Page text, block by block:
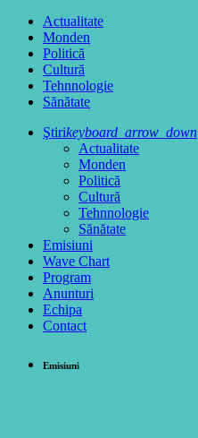
Actualitate
Monden
Politică
Cultură
Tehnnologie
Sănătate
Ştirikeyboard_arrow_down
Actualitate
Monden
Politică
Cultură
Tehnnologie
Sănătate
Emisiuni
Wave Chart
Program
Anunturi
Echipa
Contact
Emisiuni